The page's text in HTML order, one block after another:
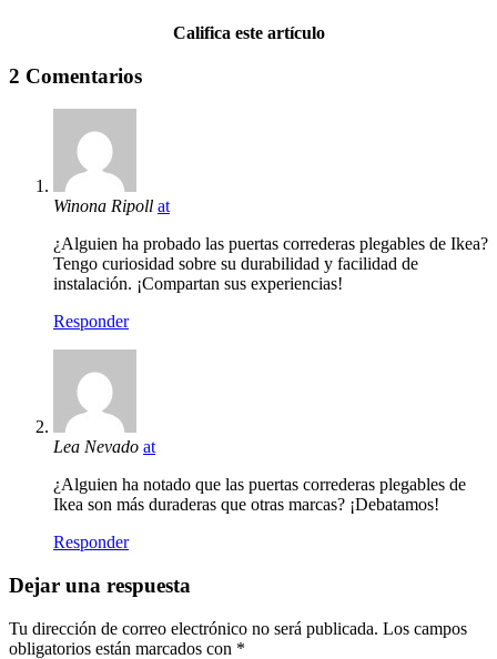
Califica este artículo
2 Comentarios
Winona Ripoll at
¿Alguien ha probado las puertas correderas plegables de Ikea?
Tengo curiosidad sobre su durabilidad y facilidad de
instalación. ¡Compartan sus experiencias!
Responder
Lea Nevado at
¿Alguien ha notado que las puertas correderas plegables de
Ikea son más duraderas que otras marcas? ¡Debatamos!
Responder
Dejar una respuesta
Tu dirección de correo electrónico no será publicada. Los campos
obligatorios están marcados con *